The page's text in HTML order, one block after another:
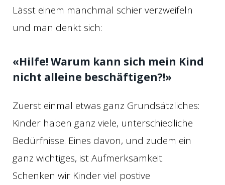
Lässt einem manchmal schier verzweifeln
und man denkt sich:
«Hilfe! Warum kann sich mein Kind
nicht alleine beschäftigen?!»
Zuerst einmal etwas ganz Grundsätzliches:
Kinder haben ganz viele, unterschiedliche
Bedürfnisse. Eines davon, und zudem ein
ganz wichtiges, ist Aufmerksamkeit.
Schenken wir Kinder viel postive